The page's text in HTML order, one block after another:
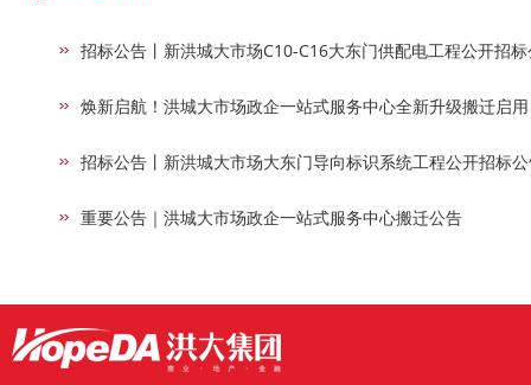
招标公告丨新洪城大市场C10-C16大东门供配电工程公开招
焕新启航！洪城大市场政企一站式服务中心全新升级搬迁启用
招标公告丨新洪城大市场大东门导向标识系统工程公开招标
重要公告｜洪城大市场政企一站式服务中心搬迁公告